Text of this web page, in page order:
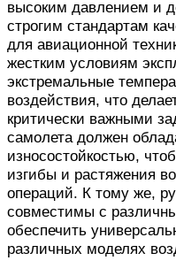
высоким давлением и
строгим стандартам
для авиационной
жестким условиям
экстремальные
воздействия, что
критически важными
самолета должен
износостойкостью,
изгибы и растяжения
операций. К тому же,
совместимы с
обеспечить
различных моделях